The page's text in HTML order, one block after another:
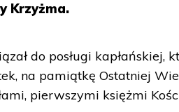
Krzyżma.
do posługi kapłańskiej,
na pamiątkę Ostatniej
pierwszymi księżmi